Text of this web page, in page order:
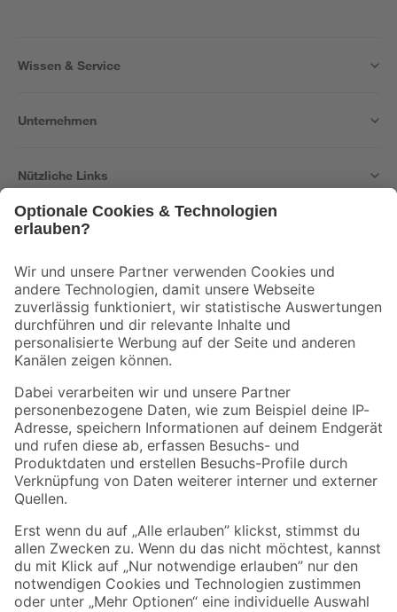
Wissen & Service
Unternehmen
Nützliche Links
Der toom Newsletter: Keine Angebote und Aktionen mehr verpassen!
Zur Newsletter Anmeldung
Folge uns
Zahlungsarten Versandarten
Sicher einkaufen
Jetzt die toom-App herunterladen